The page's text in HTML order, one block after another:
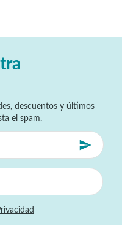
descuentos y últimos
el spam.